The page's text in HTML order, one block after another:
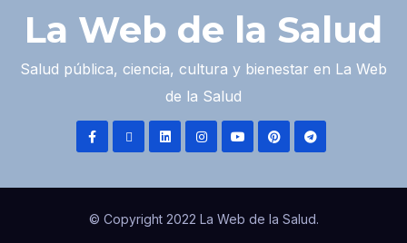
La Web de la Salud
Salud pública, ciencia, cultura y bienestar en La Web
de la Salud
© Copyright 2022 La Web de la Salud.